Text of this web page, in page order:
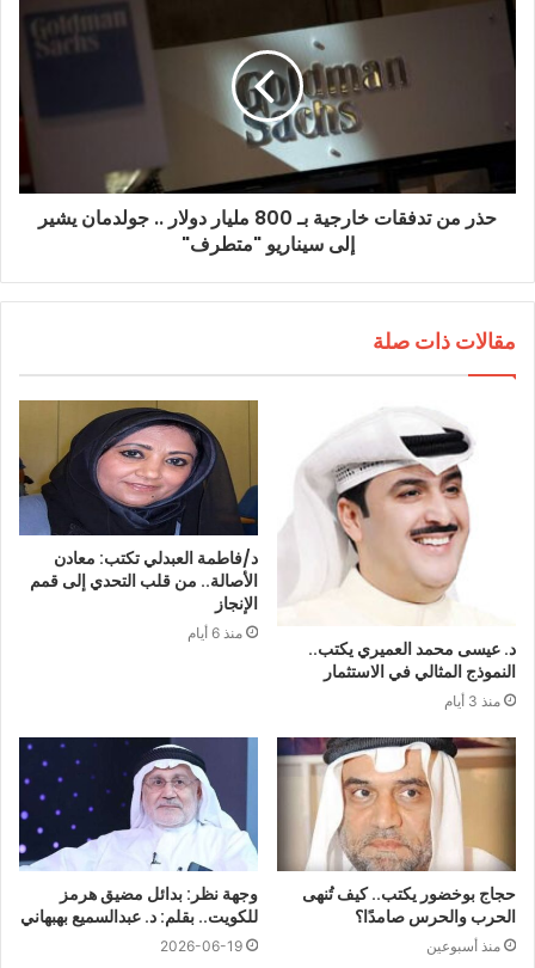
حذر من تدفقات خارجية بـ 800 مليار دولار .. جولدمان يشير
إلى سيناريو "متطرف"
مقالات ذات صلة
د. عيسى محمد العميري يكتب..
النموذج المثالي في الاستثمار
منذ 3 أيام
د/فاطمة العبدلي تكتب: معادن
الأصالة.. من قلب التحدي إلى قمم
الإنجاز
منذ 6 أيام
حجاج بوخضور يكتب.. كيف تُنهى
الحرب والحرس صامدًا؟
منذ أسبوعين
وجهة نظر: بدائل مضيق هرمز
للكويت.. بقلم: د. عبدالسميع بهبهاني
2026-06-19